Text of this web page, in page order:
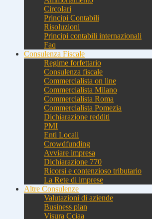
Circolari
Principi Contabili
Risoluzioni
Principi contabili internazionali
Faq
Consulenza Fiscale
Regime forfettario
Consulenza fiscale
Commercialista on line
Commercialista Milano
Commercialista Roma
Commercialista Pomezia
Dichiarazione redditi
PMI
Enti Locali
Crowdfunding
Avviare impresa
Dichiarazione 770
Ricorsi e contenzioso tributario
La Rete di imprese
Altre Consulenze
Valutazioni di aziende
Business plan
Visura Cciaa